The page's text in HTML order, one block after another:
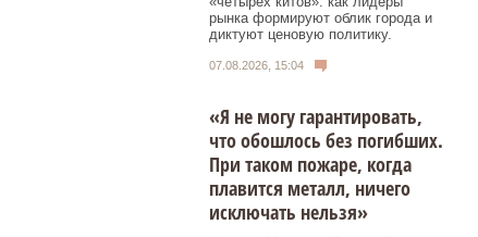
рынка формируют облик города и
диктуют ценовую политику.
07.08.2026, 15:04
«Я не могу гарантировать,
что обошлось без погибших.
При таком пожаре, когда
плавится металл, ничего
исключать нельзя»